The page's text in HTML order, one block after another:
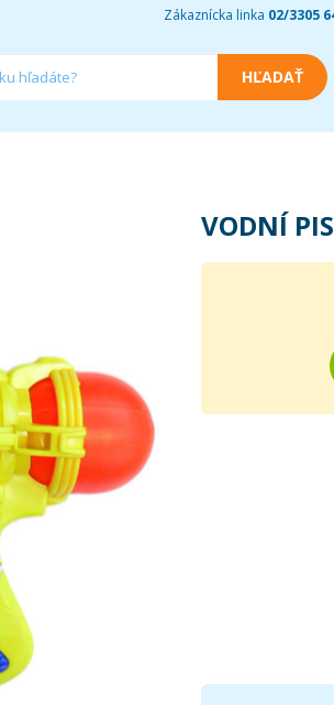
Zákaznícka linka 02/3305
VODNÍ